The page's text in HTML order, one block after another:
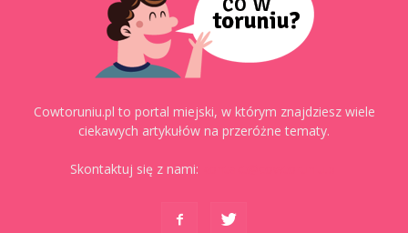
Cowtoruniu.pl to portal miejski, w którym znajdziesz wiele
ciekawych artykułów na przeróżne tematy.
Skontaktuj się z nami: